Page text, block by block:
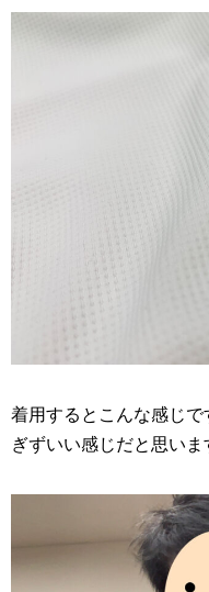
着用するとこんな感じ
ぎずいい感じだと思いま